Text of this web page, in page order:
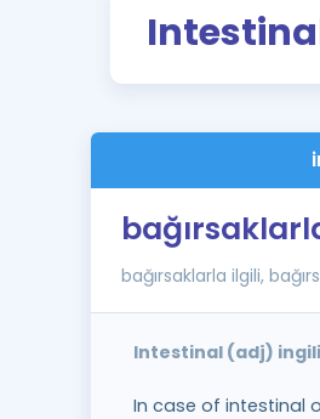
bağırsaklarla ilgili,
Intestinal (adj)
In case of intestinal